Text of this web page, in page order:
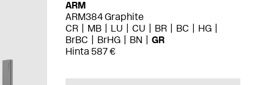
ARM
ARM384 Graphite
CR
MB LU CU BR BC
HG
BrBC
BrHG BN
GR
Hinta 587 €